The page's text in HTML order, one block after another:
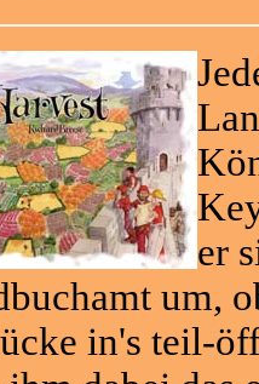
er
um,
in's teil-